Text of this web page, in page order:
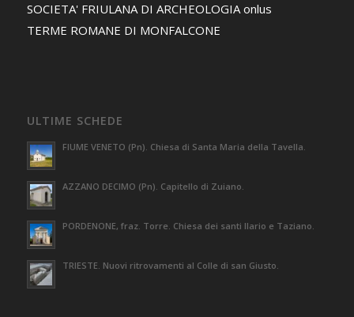
SOCIETA' FRIULANA DI ARCHEOLOGIA onlus
TERME ROMANE DI MONFALCONE
ULTIME SCHEDE
FIUME VENETO (Pn). Chiesa di Santa Maria della Tavella.
AZZANO DECIMO (Pn). Capitello di Zuiano.
PORDENONE, fraz. Torre. Chiesa dei santi Ilario e Taziano.
TRIESTE. Nuovi ritrovamenti al Colle di san Giusto.